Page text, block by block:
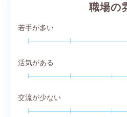
職場の
若手が多い
活気がある
交流が少ない